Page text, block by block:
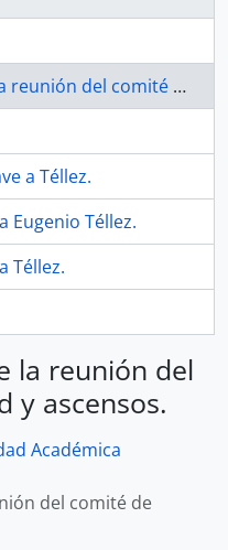
de titularidad y ascensos.
a Téllez.
Eugenio Téllez.
Téllez.
la reunión del
y ascensos.
Académica
del comité de